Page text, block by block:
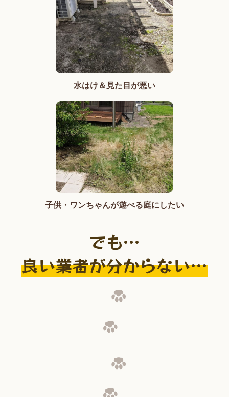
水はけ＆見た目が悪い
子供・ワンちゃんが遊べる庭にしたい
でも…
良い業者が分からない…